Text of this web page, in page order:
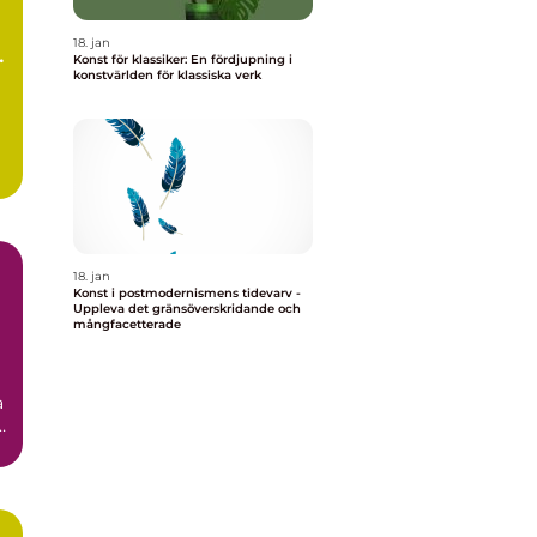
18. jan
Konst för klassiker: En fördjupning i
konstvärlden för klassiska verk
18. jan
Konst i postmodernismens tidevarv -
Uppleva det gränsöverskridande och
mångfacetterade